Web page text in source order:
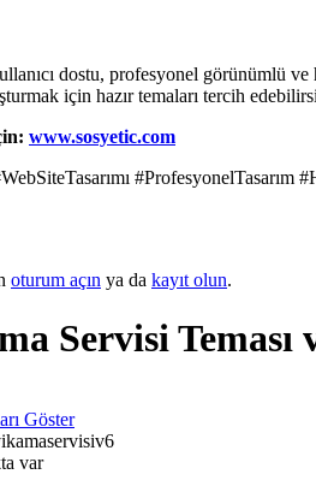
dostu, profesyonel görünümlü
için hazır temaları tercih
www.sosyetic.com
oturum açın ya da kayıt olun.
Servisi Teması
Göster
var